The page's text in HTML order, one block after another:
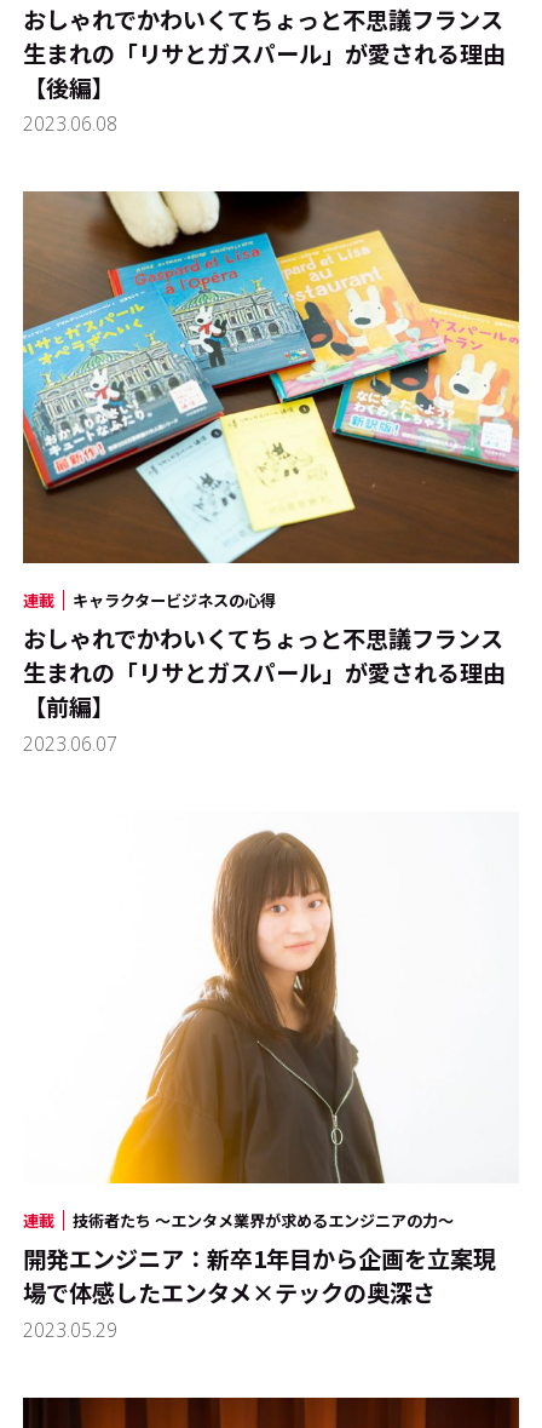
おしゃれでかわいくてちょっと不思議――フランス
生まれの「リサとガスパール」が愛される理由
【後編】
2023.06.08
連載 キャラクタービジネスの心得
おしゃれでかわいくてちょっと不思議――フランス
生まれの「リサとガスパール」が愛される理由
【前編】
2023.06.07
連載 技術者たち ～エンタメ業界が求めるエンジニアの力～
開発エンジニア：新卒1年目から企画を立案――現
場で体感したエンタメ×テックの奥深さ
2023.05.29